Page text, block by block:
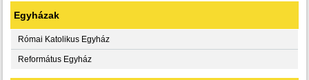
Egyházak
Római Katolikus Egyház
Református Egyház